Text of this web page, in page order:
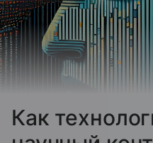
Как